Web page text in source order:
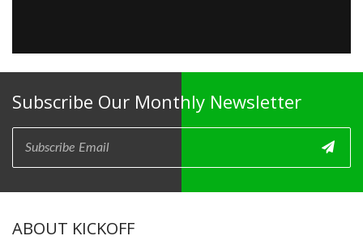
Subscribe Our Monthly Newsletter
ABOUT KICKOFF